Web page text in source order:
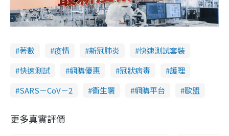
著數 疫情 新冠肺炎
快速測試套裝
快速測試
網購優惠 冠狀病毒
護理
SARS－CoV－2
衞生署 網購平台 歐盟
更多真實評價